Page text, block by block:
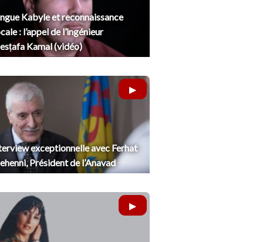
Kabyle et reconnaissance
: l’appel de l’ingénieur
Kamal (vidéo)
exceptionnelle avec Ferhat
Président de l’Anavad